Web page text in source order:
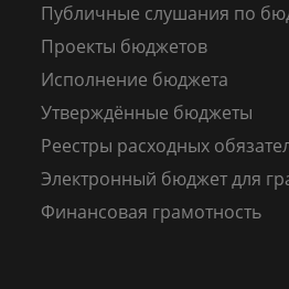
Публичные слушания по
Проекты бюджетов
Исполнение бюджета
Утверждённые бюджеты
Реестры расходных
Электронный бюджет для
Финансовая грамотность